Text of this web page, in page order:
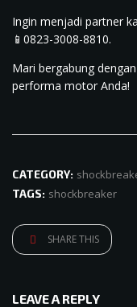
Ingin menjadi partner
📱0823-3008-8810.
Mari bergabung dengan
performa motor Anda!
CATEGORY:
TAGS: shockbreaker
SHARE THIS
LEAVE A REPLY